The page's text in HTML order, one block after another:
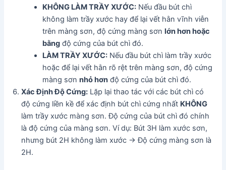
KHÔNG LÀM TRẦY XƯỚC: Nếu đầu bút chì
không làm trầy xước hay để lại vết hằn vĩnh viễn
trên màng sơn, độ cứng màng sơnlớn hơn hoặc
bằng độ cứng của bút chì đó.
LÀM TRẦY XƯỚC: Nếu đầu bút chì làm trầy xước
hoặc để lại vết hằn rõ rệt trên màng sơn, độ cứng
màng sơnnhỏ hơn độ cứng của bút chì đó.
Xác Định Độ Cứng: Lặp lại thao tác với các bút chì có
độ cứng liền kề để xác định bút chì cứng nhất KHÔNG
làm trầy xước màng sơn. Độ cứng của bút chì đó chính
là độ cứng của màng sơn. Ví dụ: Bút 3H làm xước sơn,
nhưng bút 2H không làm xước -> Độ cứng màng sơn là
2H.